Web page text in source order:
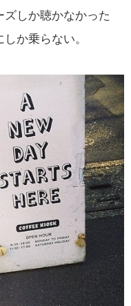
しか聴かなかった
か乗らない。